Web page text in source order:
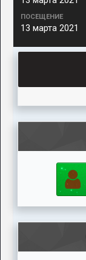
ПОСЕЩЕНИЕ
13 марта 2021